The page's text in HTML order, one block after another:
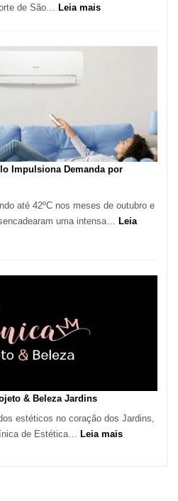
de São…
Leia mais:
de
Aluguel
Impulsiona Demanda por
até 42ºC nos meses de outubro e
uma intensa… Leia
& Beleza Jardins
estéticos no coração dos Jardins,
de Estética… Leia mais: